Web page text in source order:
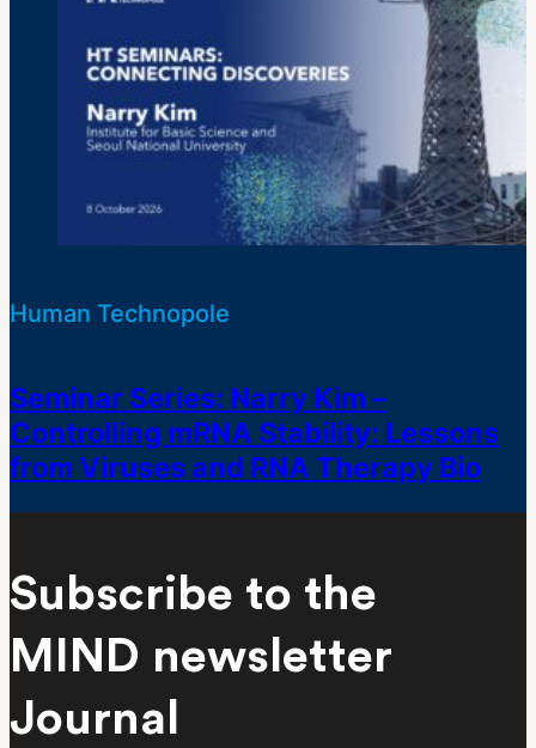
Human Technopole
Seminar Series: Narry Kim –
Controlling mRNA Stability: Lessons
from Viruses and RNA Therapy Bio
Subscribe to the
MIND newsletter
Journal